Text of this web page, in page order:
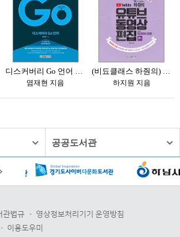
공공도서관
관법규
영상정보처리기기 운영방침
이용도우미